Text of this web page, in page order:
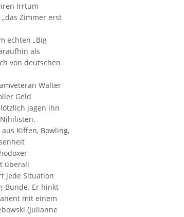
Irrtum
Zimmer erst
echten „Big
als
von deutschen
Walter
Geld
jagen ihn
Kiffen, Bowling,
überall
jede Situation
Bunde. Er hinkt
mit einem
(Julianne